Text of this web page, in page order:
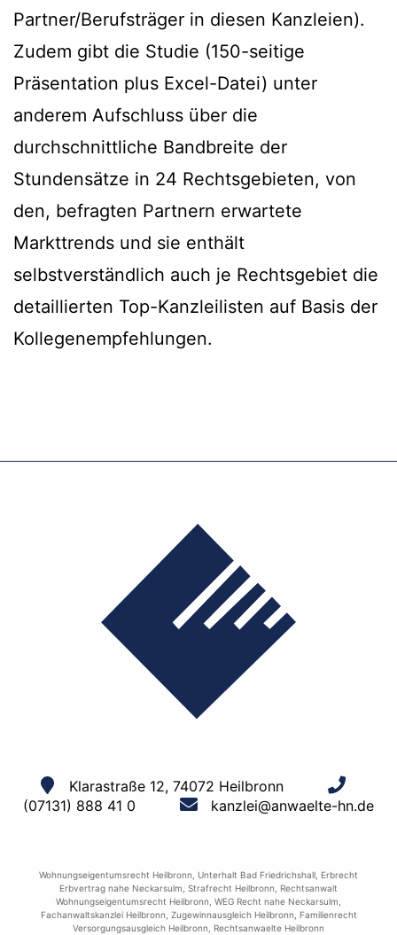
Partner/Berufsträger in diesen Kanzleien).
Zudem gibt die Studie (150-seitige
Präsentation plus Excel-Datei) unter
anderem Aufschluss über die
durchschnittliche Bandbreite der
Stundensätze in 24 Rechtsgebieten, von
den, befragten Partnern erwartete
Markttrends und sie enthält
selbstverständlich auch je Rechtsgebiet die
detaillierten Top-Kanzleilisten auf Basis der
Kollegenempfehlungen.
Klarastraße 12, 74072 Heilbronn
(07131) 888 41 0
kanzlei@anwaelte-hn.de
Wohnungseigentumsrecht Heilbronn, Unterhalt Bad Friedrichshall, Erbrecht
Erbvertrag nahe Neckarsulm, Strafrecht Heilbronn, Rechtsanwalt
Wohnungseigentumsrecht Heilbronn, WEG Recht nahe Neckarsulm,
Fachanwaltskanzlei Heilbronn, Zugewinnausgleich Heilbronn, Familienrecht
Versorgungsausgleich Heilbronn, Rechtsanwaelte Heilbronn